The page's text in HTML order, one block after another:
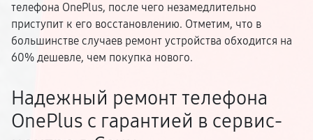
телефона OnePlus, после чего незамедлительно
приступит к его восстановлению. Отметим, что в
большинстве случаев ремонт устройства обходится на
60% дешевле, чем покупка нового.
Надежный ремонт телефона
OnePlus с гарантией в сервис-